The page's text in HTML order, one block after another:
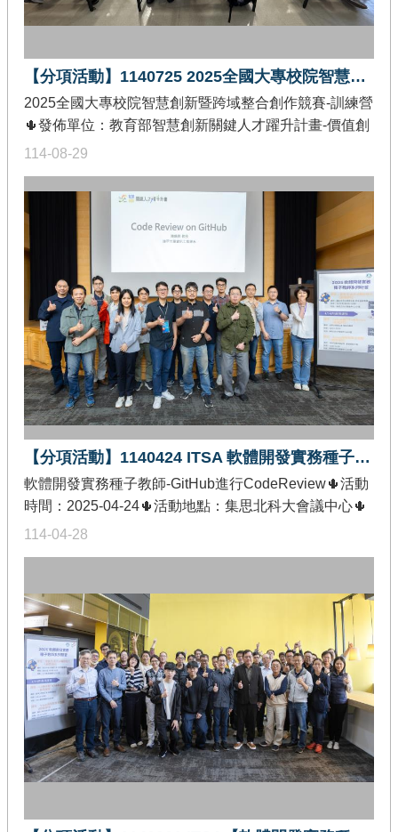
【分項活動】1140725 2025全國大專校院智慧創新暨跨域整合創作競賽-訓練營
114-08-29
2025全國大專校院智慧創新暨跨域整合創作競賽-訓練營
🌵發佈單位：教育部智慧創新關鍵人才躍升計畫-價值創
造推廣分項🌵活動簡介：為鼓勵全國大專校院師生從事
並鏈結產研與社群資源， 拓展軟體創作人才之價值創造
及創新創業管道，故舉辦本競賽。並辦理競賽訓練營培
養學生參賽技能。高雄場🎯活動日期：114年7月25日
(五)🎯活動地點：大東文化藝術中心演講廳 行政管理棟2
樓台中場🎯活動日期：114年7月28日 (一)🎯活動地點：
財團法人台中世界貿易中心 301會議室臺北場🎯活動日
期：114年7月30日 (三)🎯活動地點：臺大校友會館 4樓
大會議室
【分項活動】1140424 ITSA 軟體開發實務種子教師研習：GitHub進行CodeReview
114-04-28
軟體開發實務種子教師-GitHub進行CodeReview🌵活動
時間：2025-04-24🌵活動地點：集思北科大會議中心🌵
發佈單位：教育部智慧創新關鍵人才躍升計畫-課程教學
躍升計畫(ITSA)重要績效指標之一，為培育智慧創新跨
域微學程「軟體開發實務」跨域教學師資，以訓練學生
具備軟體開發方法和工具實務，歡迎各位老師踴躍報名
研習活動。